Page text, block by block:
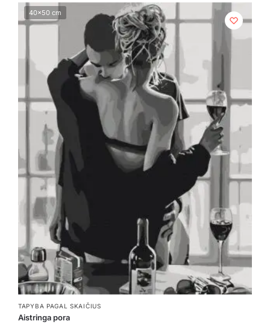
40x50 cm
TAPYBA PAGAL SKAIČIUS
Aistringa pora